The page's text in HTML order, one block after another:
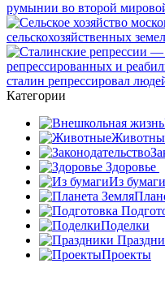
Категории
Здоровье
Из бумаги
Поделки
Проекты